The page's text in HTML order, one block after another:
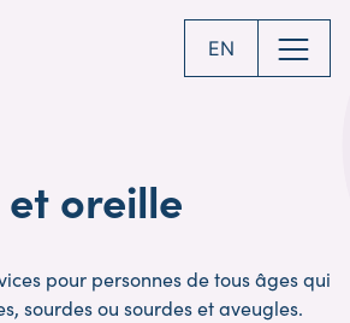
EN
oreille
pour personnes de tous âges qui
sourdes ou sourdes et aveugles.